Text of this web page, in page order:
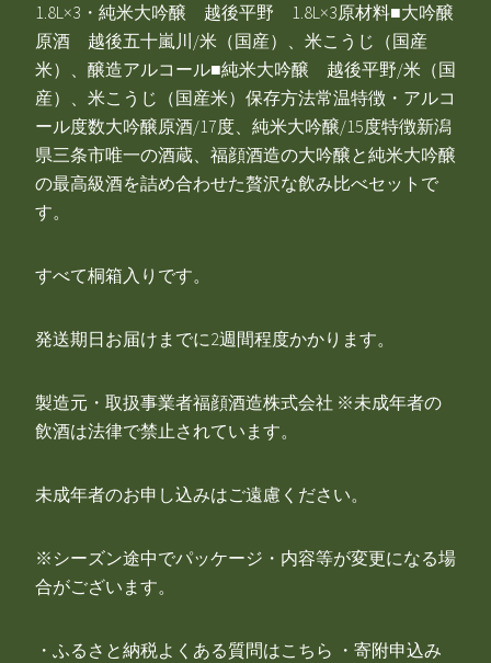
1.8L×3・純米大吟醸 越後平野 1.8L×3原材料■大吟醸
原酒 越後五十嵐川/米（国産）、米こうじ（国産
米）、醸造アルコール■純米大吟醸 越後平野/米（国
産）、米こうじ（国産米）保存方法常温特徴・アルコ
ール度数大吟醸原酒/17度、純米大吟醸/15度特徴新潟
県三条市唯一の酒蔵、福顔酒造の大吟醸と純米大吟醸
の最高級酒を詰め合わせた贅沢な飲み比べセットで
す。
すべて桐箱入りです。
発送期日お届けまでに2週間程度かかります。
製造元・取扱事業者福顔酒造株式会社 ※未成年者の
飲酒は法律で禁止されています。
未成年者のお申し込みはご遠慮ください。
※シーズン途中でパッケージ・内容等が変更になる場
合がございます。
・ふるさと納税よくある質問はこちら ・寄附申込み